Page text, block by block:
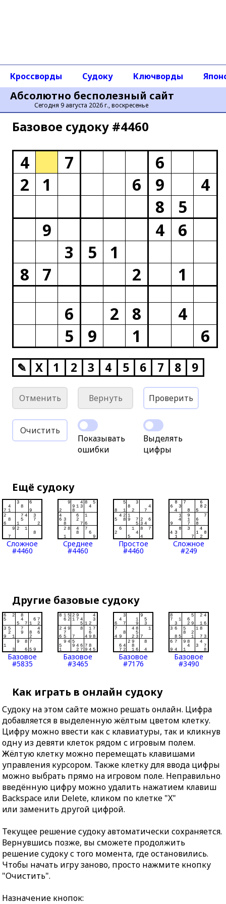
Абсолютно бесполезный сайт
Сегодня 9 августа 2026 г., воскресенье
Кроссворды Судоку Ключворды
Базовое cудоку #4460
4 7
6
2
1 6 9
4
8
5
9
4
6
3
5
1
8
7 2
1
6
2 8
4
5
9 1 6
✎ X 1 2 3 4 5 6 7 8 9
Отменить Вернуть Проверить
Очистить
Показывать
ошибки
Выделять
цифры
Ещё судоку
Сложное
#4460
Среднее
#4460
Простое
#4460
Сложное
#249
Другие базовые судоку
Базовое
#5835
Базовое
#3465
Базовое
#7176
Базовое
#3490
Как играть в онлайн судоку
Судоку на этом сайте можно решать онлайн. Цифра
добавляется в выделенную жёлтым цветом клетку.
Цифру можно ввести как с клавиатуры, так и кликнув
одну из девяти клеток рядом с игровым полем.
Жёлтую клетку можно перемещать клавишами
управления курсором. Также клетку для ввода цифры
можно выбрать прямо на игровом поле. Неправильно
введённую цифру можно удалить нажатием клавиш
Backspace или Delete, кликом по клетке "X"
или заменить другой цифрой.
Текущее решение судоку автоматически сохраняется.
Вернувшись позже, вы сможете продолжить
решение судоку с того момента, где остановились.
Чтобы начать игру заново, просто нажмите кнопку
"Очистить".
Назначение кнопок: